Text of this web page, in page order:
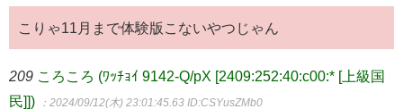
こりゃ11月まで体験版こないやつじゃん
209 ころころ (ﾜｯﾁｮｲ 9142-Q/pX [2409:252:40:c00:* [上級国
民]])
：2024/09/12(木) 23:01:45.63 ID:CSYusZMb0